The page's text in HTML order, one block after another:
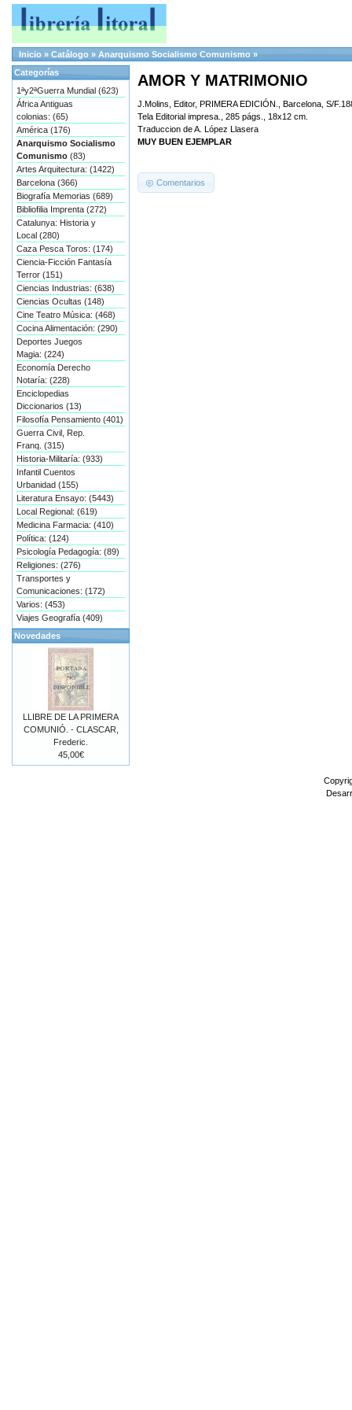
Inicio » Catálogo » Anarquismo Socialismo Comunismo »
AMOR Y MATRIMONIO
J.Molins, Editor, PRIMERA EDICIÓN., Barcelona, S/
Tela Editorial impresa., 285 págs., 18x12 cm.
Traduccion de A. López Llasera
MUY BUEN EJEMPLAR
Comentarios
Categorías
1ªy2ªGuerra Mundial (623)
África Antiguas
colonias: (65)
América (176)
Anarquismo Socialismo
Comunismo (83)
Artes Arquitectura: (1422)
Barcelona (366)
Biografía Memorias (689)
Bibliofilia Imprenta (272)
Catalunya: Historia y
Local (280)
Caza Pesca Toros: (174)
Ciencia-Ficción Fantasía
Terror (151)
Ciencias Industrias: (638)
Ciencias Ocultas (148)
Cine Teatro Música: (468)
Cocina Alimentación: (290)
Deportes Juegos
Magia: (224)
Economía Derecho
Notaría: (228)
Enciclopedias
Diccionarios (13)
Filosofía Pensamiento (401)
Guerra Civil, Rep.
Franq. (315)
Historia-Militaría: (933)
Infantil Cuentos
Urbanidad (155)
Literatura Ensayo: (5443)
Local Regional: (619)
Medicina Farmacia: (410)
Política: (124)
Psicología Pedagogía: (89)
Religiones: (276)
Transportes y
Comunicaciones: (172)
Varios: (453)
Viajes Geografía (409)
Novedades
LLIBRE DE LA PRIMERA
COMUNIÓ. - CLASCAR,
Frederic.
45,00€